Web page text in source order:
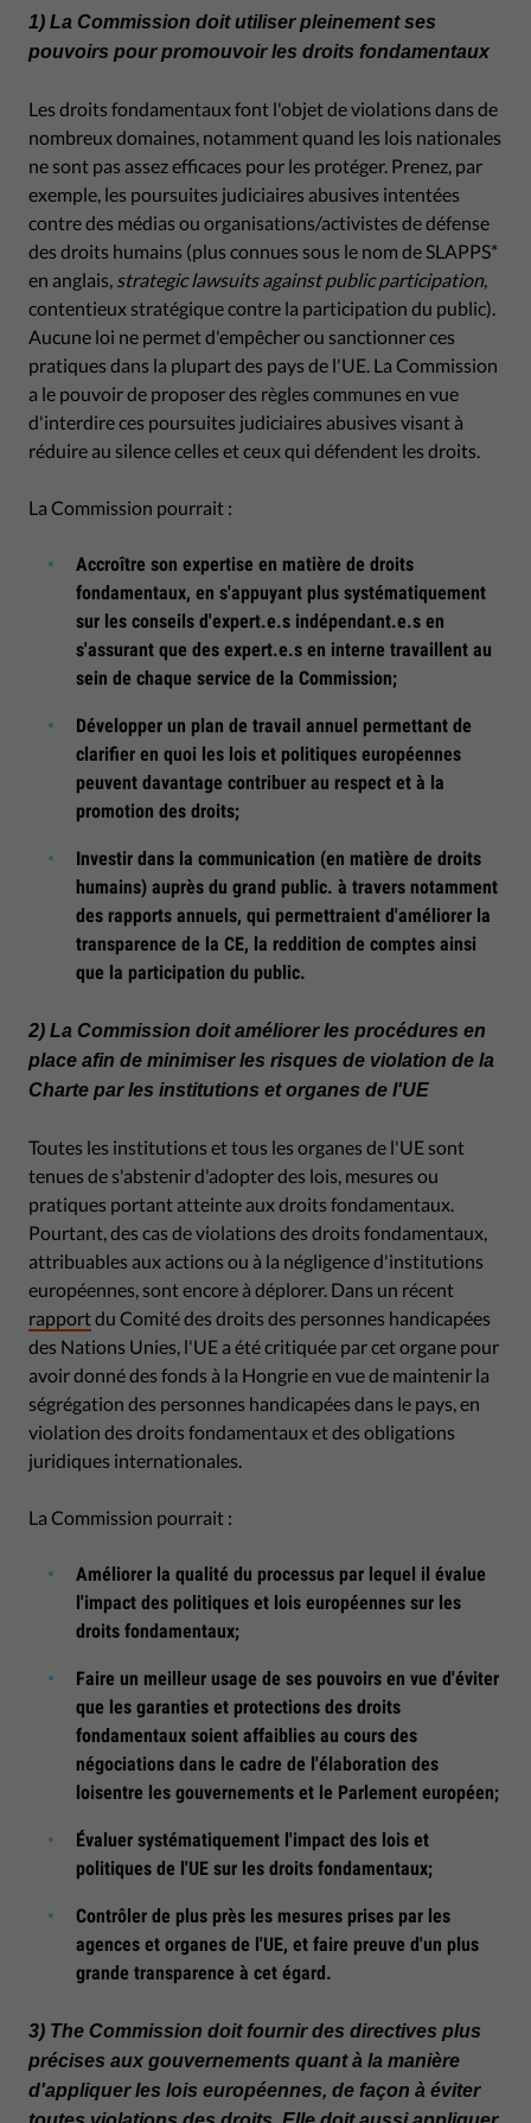
1) La Commission doit utiliser pleinement ses
pouvoirs pour promouvoir les droits fondamentaux
Les droits fondamentaux font l'objet de violations dans de
nombreux domaines, notamment quand les lois nationales
ne sont pas assez efficaces pour les protéger. Prenez, par
exemple, les poursuites judiciaires abusives intentées
contre des médias ou organisations/activistes de défense
des droits humains (plus connues sous le nom de SLAPPS*
en anglais, strategic lawsuits against public participation,
contentieux stratégique contre la participation du public).
Aucune loi ne permet d'empêcher ou sanctionner ces
pratiques dans la plupart des pays de l'UE. La Commission
a le pouvoir de proposer des règles communes en vue
d'interdire ces poursuites judiciaires abusives visant à
réduire au silence celles et ceux qui défendent les droits.
La Commission pourrait :
Accroître son expertise en matière de droits
fondamentaux, en s'appuyant plus systématiquement
sur les conseils d'expert.e.s indépendant.e.s en
s'assurant que des expert.e.s en interne travaillent au
sein de chaque service de la Commission;
Développer un plan de travail annuel permettant de
clarifier en quoi les lois et politiques européennes
peuvent davantage contribuer au respect et à la
promotion des droits;
Investir dans la communication (en matière de droits
humains) auprès du grand public. à travers notamment
des rapports annuels, qui permettraient d'améliorer la
transparence de la CE, la reddition de comptes ainsi
que la participation du public.
2) La Commission doit améliorer les procédures en
place afin de minimiser les risques de violation de la
Charte par les institutions et organes de l'UE
Toutes les institutions et tous les organes de l'UE sont
tenues de s'abstenir d'adopter des lois, mesures ou
pratiques portant atteinte aux droits fondamentaux.
Pourtant, des cas de violations des droits fondamentaux,
attribuables aux actions ou à la négligence d'institutions
européennes, sont encore à déplorer. Dans un récent
rapportdu Comité des droits des personnes handicapées
des Nations Unies, l'UE a été critiquée par cet organe pour
avoir donné des fonds à la Hongrie en vue de maintenir la
ségrégation des personnes handicapées dans le pays, en
violation des droits fondamentaux et des obligations
juridiques internationales.
La Commission pourrait :
Améliorer la qualité du processus par lequel il évalue
l'impact des politiques et lois européennes sur les
droits fondamentaux;
Faire un meilleur usage de ses pouvoirs en vue d'éviter
que les garanties et protections des droits
fondamentaux soient affaiblies au cours des
négociations dans le cadre de l'élaboration des
loisentre les gouvernements et le Parlement européen;
Évaluer systématiquement l'impact des lois et
politiques de l'UE sur les droits fondamentaux;
Contrôler de plus près les mesures prises par les
agences et organes de l'UE, et faire preuve d'un plus
grande transparence à cet égard.
3) The Commission doit fournir des directives plus
précises aux gouvernements quant à la manière
d'appliquer les lois européennes, de façon à éviter